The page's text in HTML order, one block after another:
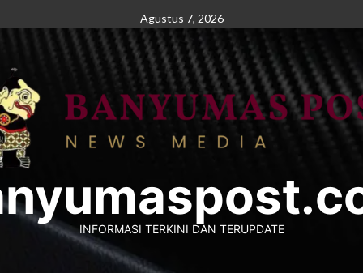
to
Agustus 7, 2026
INFORMASI TERKINI DAN TERUPDATE